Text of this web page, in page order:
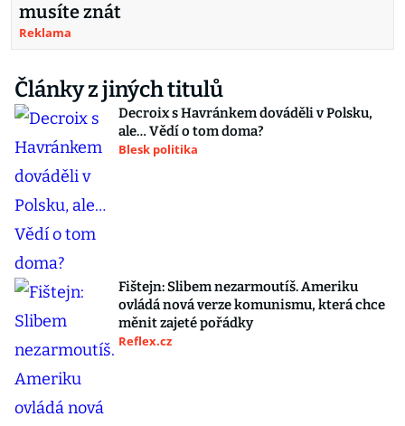
musíte znát
Reklama
Články z jiných titulů
Decroix s Havránkem dováděli v Polsku,
ale… Vědí o tom doma?
Blesk politika
Fištejn: Slibem nezarmoutíš. Ameriku
ovládá nová verze komunismu, která chce
měnit zajeté pořádky
Reflex.cz